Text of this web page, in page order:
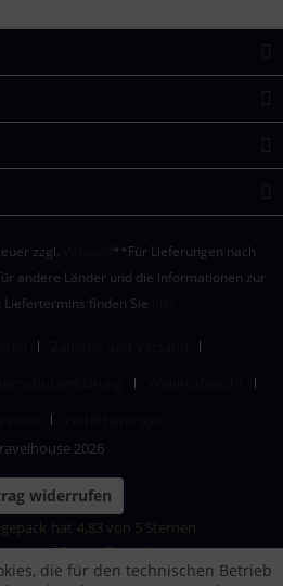
zzgl.
**Für Lieferungen nach
andere Länder und die Informationen zur
Liefertermins finden Sie
2026
widerrufen
hat 4,83 von 5 Sternen
auf ProvenExpert.com
die für den technischen Betrieb